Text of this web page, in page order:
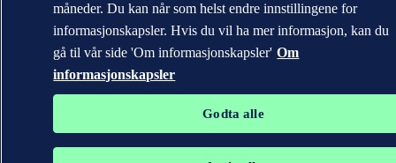
måneder. Du kan når som helst endre innstillingene for
informasjonskapsler. Hvis du vil ha mer informasjon, kan du
gå til vår side 'Om informasjonskapsler' Om
informasjonskapsler
Godta alle